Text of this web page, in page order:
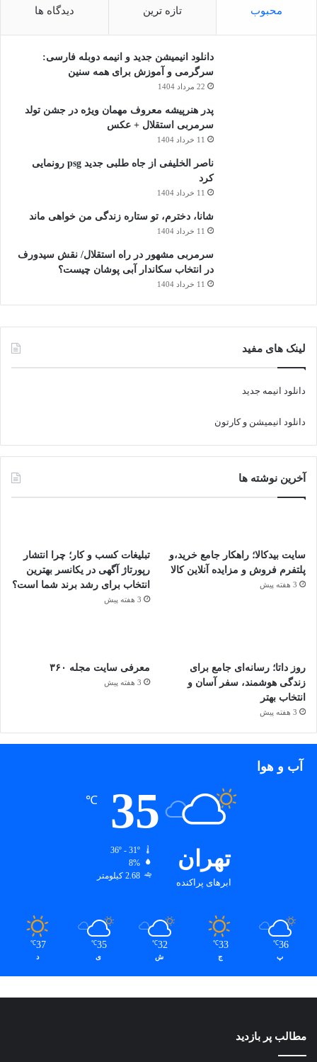
محبوب تازه ترین دیدگاه ها
دانلود انیمیشن جدید و انیمه دوبله فارسی:
سرگرمی و آموزش برای همه سنین
22 مرداد 1404
پدر هنرپیشه معروف مهمان ویژه در جشن تولد
سرمربی استقلال + عکس
11 خرداد 1404
ناصر الخلیفی از جاه طلبی جدید psg رونمایی
کرد
11 خرداد 1404
شانا، دخترم، تو ستاره زندگی من خواهی ماند
11 خرداد 1404
سرمربی مشهور در راه استقلال/ نقش سیدورف
در انتخاب سکاندار آبی پوشان چیست؟
11 خرداد 1404
لینک های مفید
دانلود انیمه جدید
دانلود انیمیشن و کارتون
آخرین نوشته ها
سایت بیدکالا؛ راهکار جامع خرید،و
پلتفرم فروش و مزایده آنلاین کالا
3 هفته پیش
تبلیغات کسب و کار؛ چرا انتشار
رپورتاژ آگهی در یکانسر بهترین
انتخاب برای رشد برند شما است؟
3 هفته پیش
روز داتا؛ رسانه‌ای جامع برای
زندگی هوشمند، سفر آسان و
انتخاب بهتر
3 هفته پیش
معرفی سایت مجله ۳۶۰
3 هفته پیش
آب و هوا
تهران
ابرهای پراکنده
35
℃
8%
2.68 کیلومتر
36
℃
پ
33
℃
ج
32
℃
ش
35
℃
ی
37
℃
د
مطالب پر بازدید